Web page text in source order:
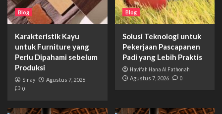
Blog
Karakteristik Kayu
untuk Furniture yang
Perlu Dipahami sebelum
Produksi
Sinay Agustus 7, 2026
0
Blog
Solusi Teknologi untuk
Pekerjaan Pascapanen
Padi yang Lebih Praktis
Havifah Hana Al Fathonah
Agustus 7, 2026 0